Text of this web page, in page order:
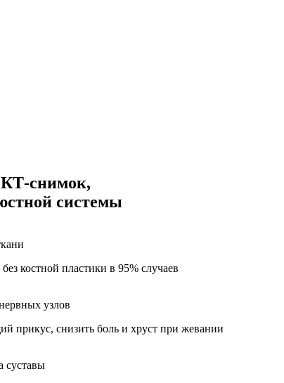
снимок,
системы
костной пластики в 95% случаев
узлов
прикус, снизить боль и хруст при жевании
суставы